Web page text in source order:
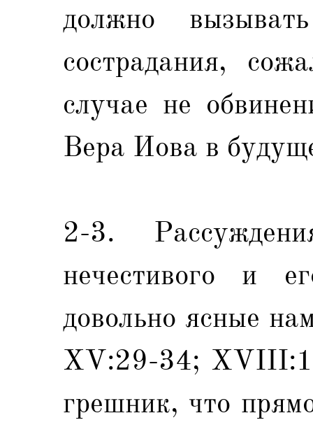
должно
сострадания,
случае не
Вера Иова в
2-3.
нечестивого и
довольно ясные
XV:29-34;
грешник, что